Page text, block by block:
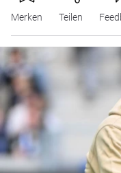
Merken Teilen